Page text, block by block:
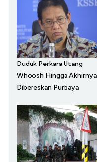
Duduk Perkara Utang
Whoosh Hingga Akhirnya
Dibereskan Purbaya